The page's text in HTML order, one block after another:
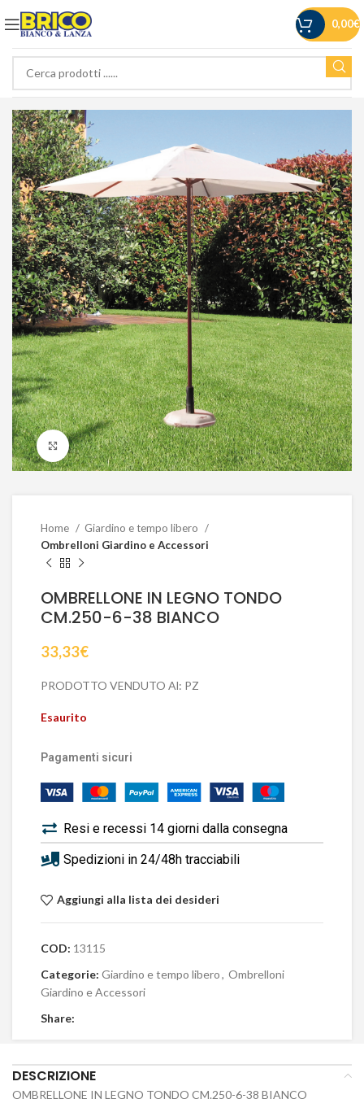
0,00€
Click to enlarge
Home
Giardino e tempo libero
Ombrelloni Giardino e Accessori
OMBRELLONE IN LEGNO TONDO
CM.250-6-38 BIANCO
33,33€
PRODOTTO VENDUTO Al: PZ
Esaurito
Pagamenti sicuri
Resi e recessi 14 giorni dalla consegna
Spedizioni in 24/48h tracciabili
Aggiungi alla lista dei desideri
COD: 13115
Categorie: Giardino e tempo libero, Ombrelloni
Giardino e Accessori
Share:
DESCRIZIONE
OMBRELLONE IN LEGNO TONDO CM.250-6-38 BIANCO